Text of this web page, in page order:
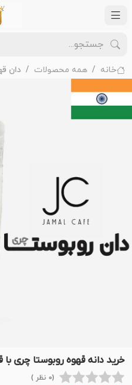
خانه همه محصولات دان
خرید دانه قهوه روبوستا چری
(0 نظر )